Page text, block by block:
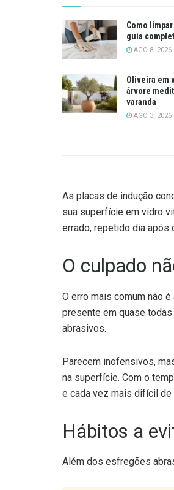
Como
guia
AGO 8, 2026
Oliveira em
árvore
varanda
AGO 3, 2026
As placas de indução
sua superfície em vidro
errado, repetido dia após
O culpado
O erro mais comum não
presente em quase
abrasivos.
Parecem inofensivos,
na superfície. Com o
e cada vez mais difícil de
Hábitos a
Além dos esfregões